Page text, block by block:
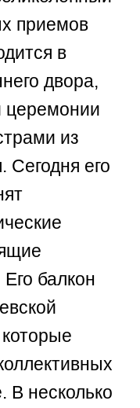
приемов
в
двора,
церемонии
из
Сегодня его
балкон
В несколько